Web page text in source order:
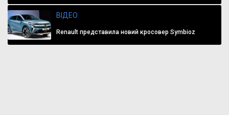
ВІДЕО
Renault представила новий кросовер Symbioz